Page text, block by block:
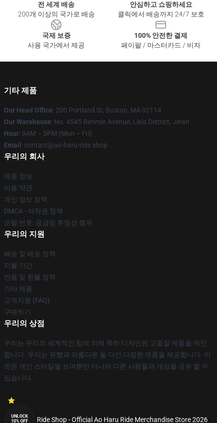
전 세계 배송
200개 이상의 국가로 배송
안심하고 쇼핑하세요
클릭에서 배송까지 24/7 보호
국제 보증
사용 국가에서 제공
100% 안전한 결제
페이팔 / 마스터카드 / 비자
기타 제품
Our Head Office: 200 Portland St, Boston, MA 02114
Our Warehouse: No. 4545 Renmin Avenue, Lixia District, Jinan
Hour: 9AM – 5PM (Mon – Fri)
Email : contact@ao-haru-ride.shop
우리의 회사
제품 정보
이용 약관
개인 정보 정책
DMCA - 저작권 정책
모델 번호: 공급망 투명성 행위
우리의 지원
배송 및 배송 정책
지불 기간
반품 및 환불 정책
기타 제품
고객지원 (FAQ)
구매하기
우리의 상점
우리는 우리의 세계적인 팀에 의해 특히 디자인된 고품질 제품을 제안
합니다. 우리는 유행과 아름다운 둘 다인 다양한 제품을 제공합니다. 이
것은 개인 스타일을 보여뿐만 아니라 다른 사람들과 개성을 공유 할 수
있습니다.
© Ao Haru Ride Shop - Official Ao Haru Ride Merchandise Store 2026
UNLOCK
10% OFF